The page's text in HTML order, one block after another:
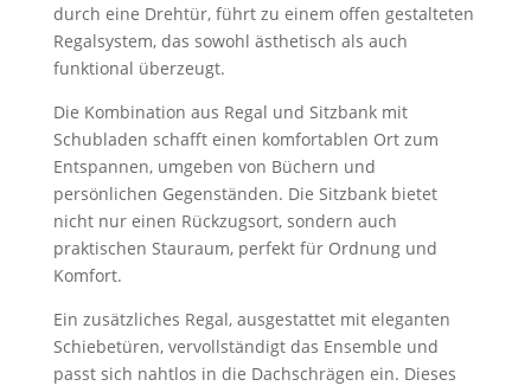
durch eine Drehtür, führt zu einem offen gestalteten
Regalsystem, das sowohl ästhetisch als auch
funktional überzeugt.
Die Kombination aus Regal und Sitzbank mit
Schubladen schafft einen komfortablen Ort zum
Entspannen, umgeben von Büchern und
persönlichen Gegenständen. Die Sitzbank bietet
nicht nur einen Rückzugsort, sondern auch
praktischen Stauraum, perfekt für Ordnung und
Komfort.
Ein zusätzliches Regal, ausgestattet mit eleganten
Schiebetüren, vervollständigt das Ensemble und
passt sich nahtlos in die Dachschrägen ein. Dieses